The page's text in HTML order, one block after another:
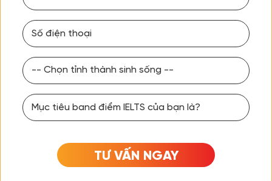
TƯ VẤN NGAY